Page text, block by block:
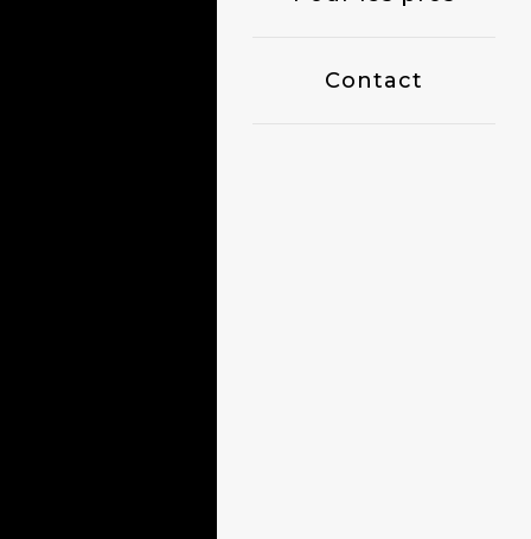
Contact